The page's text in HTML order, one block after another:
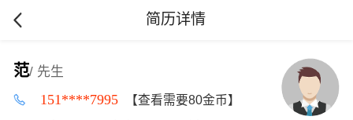
简历详情
范/ 先生
151****7995 【查看需要80金币】